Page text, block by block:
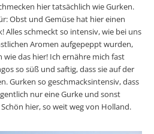
hier tatsächlich wie Gurken.
Obst und Gemüse hat hier einen
Alles schmeckt so intensiv, wie bei uns
Aromen aufgepeppt wurden,
das hier! Ich ernähre mich fast
so süß und saftig, dass sie auf der
Gurken so geschmacksintensiv, dass
nur eine Gurke und sonst
hier, so weit weg von Holland.